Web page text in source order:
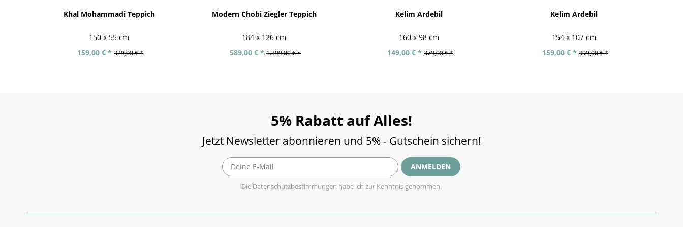
Khal Mohammadi Teppich
150 x 55 cm
159,00 € * 329,00 € *
Modern Chobi Ziegler Teppich
184 x 126 cm
589,00 € * 1.399,00 € *
Kelim Ardebil
160 x 98 cm
149,00 € * 379,00 € *
Kelim Ardebil
154 x 107 cm
159,00 € * 399,00 € *
5% Rabatt auf Alles!
Jetzt Newsletter abonnieren und 5% - Gutschein sichern!
ANMELDEN
Die Datenschutzbestimmungen habe ich zur Kenntnis genommen.